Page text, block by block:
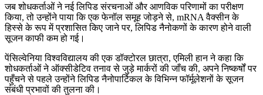
जब शोधकर्ताओं ने नई लिपिड संरचनाओं और आणविक परिणामों का परीक्षण
किया, तो उन्होंने पाया कि एक फेनॉल समूह जोड़ने से, mRNA वैक्सीन के
हिस्से के रूप में प्रशासित किए जाने पर, लिपिड नैनोकणों के कारण होने वाली
सूजन काफी कम हो गई।
पेंसिल्वेनिया विश्वविद्यालय की एक डॉक्टोरल छात्रा, एमिली हान ने कहा कि
शोधकर्ताओं ने ऑक्सीडेटिव तनाव से जुड़े मार्करों की जाँच की, अपने निष्कर्षों पर
पहुँचने से पहले उन्होंने लिपिड नैनोपार्टिकल के विभिन्न फॉर्मूलेशनों के सूजन
संबंधी प्रभावों की तुलना की।